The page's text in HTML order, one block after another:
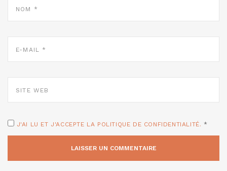
MAIL
WEB
J'AI LU ET J'ACCEPTE LA POLITIQUE DE CONFIDENTIALITÉ. *